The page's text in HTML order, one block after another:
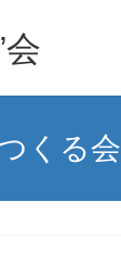
くる会